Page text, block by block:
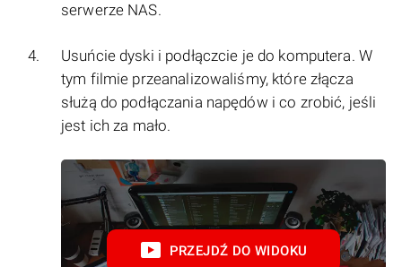
serwerze NAS.
Usuńcie dyski i podłączcie je do komputera. W
tym filmie przeanalizowaliśmy, które złącza
służą do podłączania napędów i co zrobić, jeśli
jest ich za mało.
PRZEJDŹ DO WIDOKU